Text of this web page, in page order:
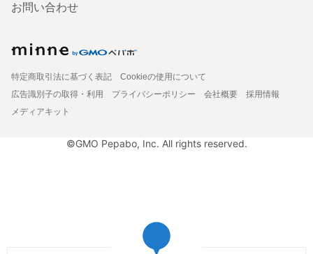
お問い合わせ
特定商取引法に基づく表記
Cookieの使用について
広告識別子の取得・利用
プライバシーポリシー 会社概要
採用情報
メディアキット
©GMO Pepabo, Inc. All rights reserved.